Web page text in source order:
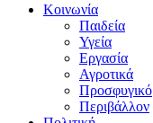
Κοινωνία
Παιδεία
Υγεία
Εργασία
Αγροτικά
Προσφυγικό
Περιβάλλον